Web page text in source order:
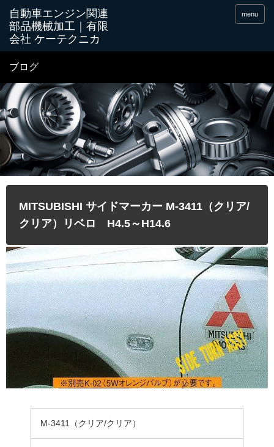
menu
ブログ
MITSUBISHI サイドマーカー M-3411（クリア/
クリア）リベロ H4.5～H14.6
M-3411（クリア/クリア）